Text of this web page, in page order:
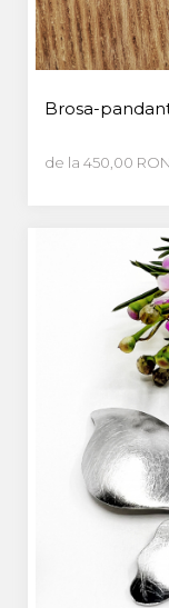
Brosa-
de la 450,00 RON